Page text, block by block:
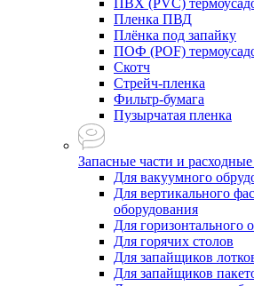
ПВХ (PVC)
Пленка ПВД
Плёнка под запайку
ПОФ (POF)
Скотч
Стрейч-пленка
Фильтр-бумага
Пузырчатая пленка
Запасные части и
Для вакуумного
Для вертикального
оборудования
Для горизонтального
Для горячих столов
Для запайщиков
Для запайщиков